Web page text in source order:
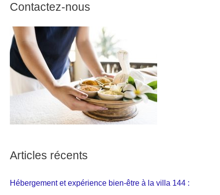
Contactez-nous
Articles récents
Hébergement et expérience bien-être à la villa 144 :